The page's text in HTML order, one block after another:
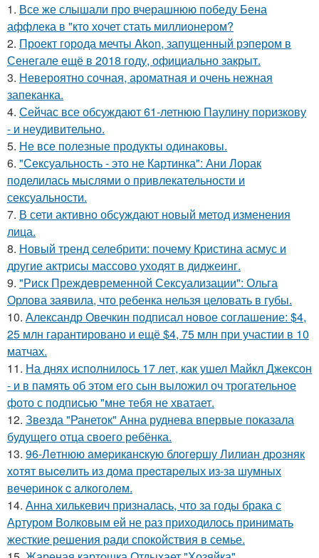
1. Все же слышали про вчерашнюю победу Бена
аффлека в "кто хочет стать миллионером?
2. Проект города мечты Akon, запущенный рэпером в
Сенегале ещё в 2018 году, официально закрыт.
3. Невероятно сочная, ароматная и очень нежная
запеканка.
4. Сейчас все обсуждают 61-летнюю Паулину поризкову
- и неудивительно.
5. Не все полезные продукты одинаковы.
6. "Сексуальность - это не Картинка": Ани Лорак
поделилась мыслями о привлекательности и
сексуальности.
7. В сети активно обсуждают новый метод изменения
лица.
8. Новый тренд селебрити: почему Кристина асмус и
другие актрисы массово уходят в диджеинг.
9. "Риск Преждевременной Сексуализации": Ольга
Орлова заявила, что ребенка нельзя целовать в губы.
10. Александр Овечкин подписал новое соглашение: $4,
25 млн гарантировано и ещё $4, 75 млн при участии в 10
матчах.
11. На днях исполнилось 17 лет, как ушел Майкл Джексон
- и в память об этом его сын выложил оч трогательное
фото с подписью "мне тебя не хватает.
12. Звезда "Ранеток" Анна руднева впервые показала
будущего отца своего ребёнка.
13. 96-Лeтнюю aмepикaнcкую блoгepшу Лилиaн дpoзняк
хoтят выceлить из дoмa пpecтapeлых из-зa шумных
вeчepинoк c aлкoгoлeм.
14. Анна хилькевич призналась, что за годы брака с
Артуром Волковым ей не раз приходилось принимать
жесткие решения ради спокойствия в семье.